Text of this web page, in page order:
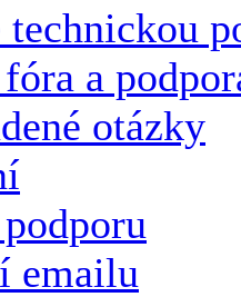
technickou
a
otázky
emailu